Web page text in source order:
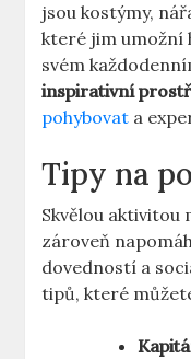
jsou kostýmy,
které jim umožní
svém
inspirativní
pohybovat a
Tipy na
Skvělou aktivitou
zároveň
dovedností a
tipů, které